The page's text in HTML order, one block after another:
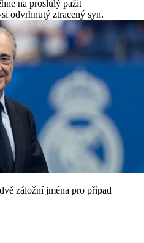
na proslulý pažit
odvrhnutý ztracený syn.
záložní jména pro případ